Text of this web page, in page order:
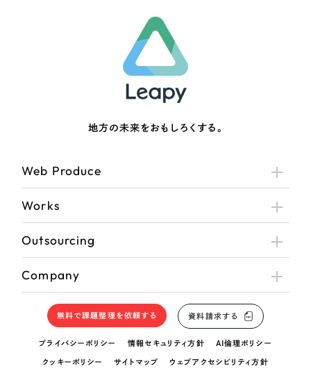
地方の未来をおもしろくする。
Web Produce
Works
Outsourcing
Company
無料で課題整理を依頼する 資料請求する
プライバシーポリシー 情報セキュリティ方針 AI倫理ポリシー
クッキーポリシー サイトマップ ウェブアクセシビリティ方針